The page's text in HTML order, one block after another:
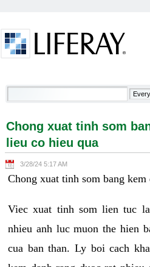
Chong xuat tinh som bang
Chong xuat tinh som
lieu co hieu qua
3/28/24 5:17 AM
Chong xuat tinh som bang
Viec xuat tinh som lien tuc
nhieu anh luc muon the hien
cua ban than. Ly boi cach